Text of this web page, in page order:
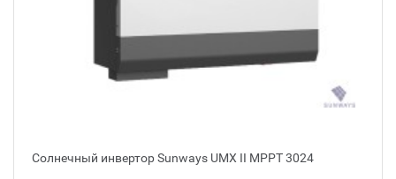
Солнечный инвертор Sunways UMX II MPPT 3024